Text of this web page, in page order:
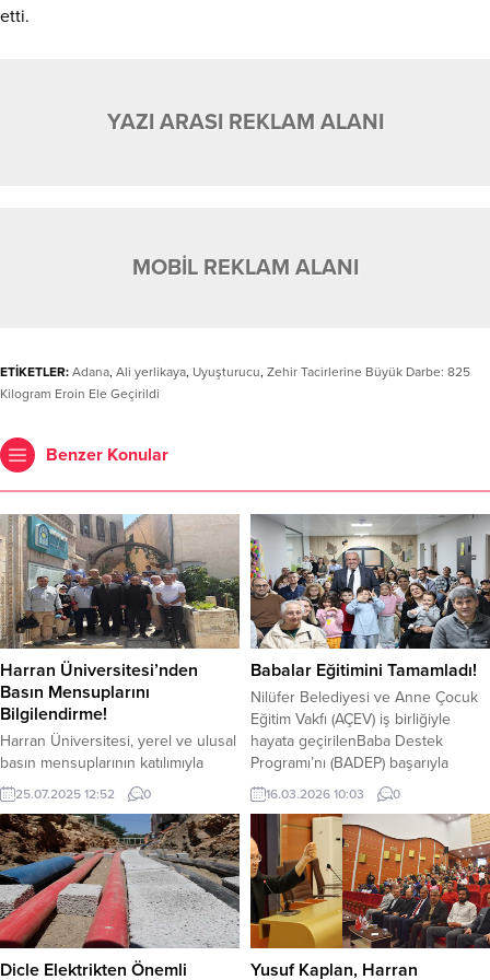
etti.
YAZI ARASI REKLAM ALANI
MOBİL REKLAM ALANI
ETİKETLER: Adana, Ali yerlikaya, Uyuşturucu, Zehir Tacirlerine Büyük Darbe: 825
Kilogram Eroin Ele Geçirildi
Benzer Konular
Harran Üniversitesi’nden
Basın Mensuplarını
Bilgilendirme!
Harran Üniversitesi, yerel ve ulusal
basın mensuplarının katılımıyla
üniversitenin son dönemdeki
faaliyetleri ve hedeflerinin
paylaşıldığı bir bilgilendirme
toplantısı düzenledi. Harran
Üniversitesi Uygulama Oteli’nde
gerçekleşen toplantıya, Rektör Prof.
Dr. Mehmet Tahir Güllüoğlu ev
sahipliği yaptı. Toplantıda konuşan
Rektör Güllüoğlu, üniversitenin
25.07.2025 12:52 0
Babalar Eğitimini Tamamladı!
Nilüfer Belediyesi ve Anne Çocuk
Eğitim Vakfı (AÇEV) iş birliğiyle
hayata geçirilenBaba Destek
Programı’nı (BADEP) başarıyla
tamamlayan babalar sertifikalarını
aldı.13 hafta süren eğitimleri
tamamlayan babalara sertifikalarını
Nilüfer Belediye BaşkanıŞadi
Özdemir verdi. Nilüfer Belediyesi
Ferhat Bakgör Kreş ve Gündüz
Bakımevi’nde eğitim gören
çocuklarınbabalarına yönelik
düzenlenen Baba Destek Programı
16.03.2026 10:03 0
Dicle Elektrikten Önemli
Yusuf Kaplan, Harran